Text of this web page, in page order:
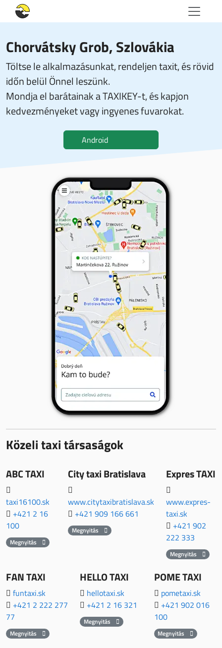
Chorvátsky Grob, Szlovákia
Töltse le alkalmazásunkat, rendeljen taxit, és rövid
időn belül Önnel leszünk.
Mondja el barátainak a TAXIKEY-t, és kapjon
kedvezményeket vagy ingyenes fuvarokat.
Android
Közeli taxi társaságok
ABC TAXI
taxi16100.sk
+421 2 16
100
Megnyitás
City taxi Bratislava
www.citytaxibratislava.sk
+421 909 166 661
Megnyitás
Expres TAXI
www.expres-
taxi.sk
+421 902
222 333
Megnyitás
FAN TAXI
funtaxi.sk
+421 2 222 277
77
Megnyitás
HELLO TAXI
hellotaxi.sk
+421 2 16 321
Megnyitás
POME TAXI
pometaxi.sk
+421 902 016
100
Megnyitás